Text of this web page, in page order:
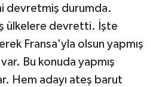
devretmiş durumda.
ülkelere devretti. İşte
Fransa'yla olsun yapmış
Bu konuda yapmış
Hem adayı ateş barut